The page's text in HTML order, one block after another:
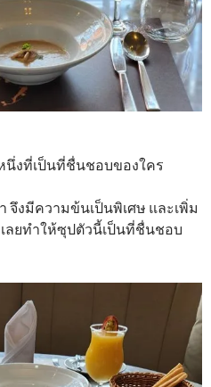
นึ่งที่เป็นที่ชื่นชอบของใคร
จึงมีความข้นเป็นพิเศษ และเพิ่ม
ลยทำให้ซุปตัวนี้เป็นที่ชื่นชอบ